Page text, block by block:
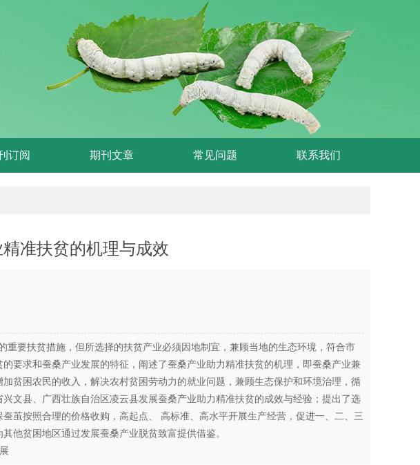
订阅 期刊文章 常见问题 联系我们
准扶贫的机理与成效
重要扶贫措施，但所选择的扶贫产业必须因地制宜，兼顾当地的生态环境，符合市
要求和蚕桑产业发展的特征，阐述了蚕桑产业助力精准扶贫的机理，即蚕桑产业兼
贫困农民的收入，解决农村贫困劳动力的就业问题，兼顾生态保护和环境治理，循
文县、广西壮族自治区凌云县发展蚕桑产业助力精准扶贫的成效与经验；提出了选
茧按照合理的价格收购，高起点、 高标准、高水平开展生产经营，促进一、二、三
他贫困地区通过发展蚕桑产业脱贫致富提供借鉴。